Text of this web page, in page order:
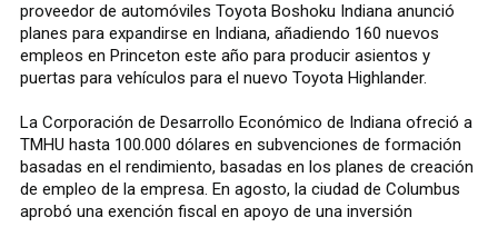
proveedor de automóviles Toyota Boshoku Indiana anunció
planes para expandirse en Indiana, añadiendo 160 nuevos
empleos en Princeton este año para producir asientos y
puertas para vehículos para el nuevo Toyota Highlander.
La Corporación de Desarrollo Económico de Indiana ofreció a
TMHU hasta 100.000 dólares en subvenciones de formación
basadas en el rendimiento, basadas en los planes de creación
de empleo de la empresa. En agosto, la ciudad de Columbus
aprobó una exención fiscal en apoyo de una inversión